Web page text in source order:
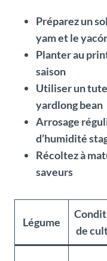
Préparez un
yam et le
Planter au
saison
Utiliser un
yardlong bean
Arrosage
d’humidité
Récoltez à
saveurs
Légume
de